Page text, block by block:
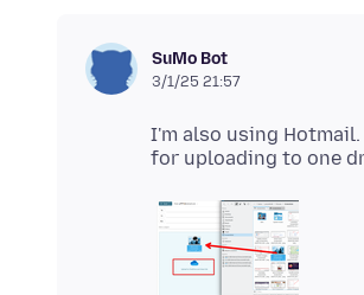
SuMo Bot
3/1/25 21:57
I'm also using